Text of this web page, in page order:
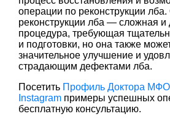
операции по реконструкции
реконструкции лба — сложная и
процедура, требующая
и подготовки, но она также
значительное улучшение и
страдающим дефектами лба.
Посетить Профиль Доктора
Instagram примеры успешных
бесплатную консультацию.